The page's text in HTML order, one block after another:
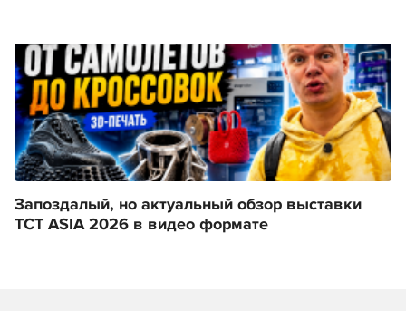
Запоздалый, но актуальный обзор выставки
TCT ASIA 2026 в видео формате